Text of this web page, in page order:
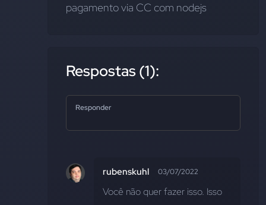
pagamento via CC com nodejs
Respostas (1):
Responder
rubenskuhl 03/07/2022
Você não quer fazer isso. Isso